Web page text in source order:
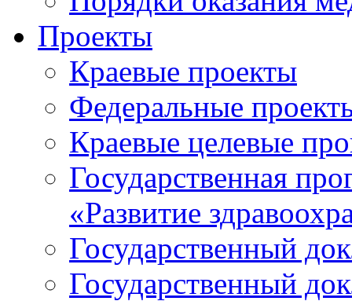
Проекты
Краевые проекты
Федеральные
Краевые целевые
Государственная
«Развитие
Государственный
Государственный